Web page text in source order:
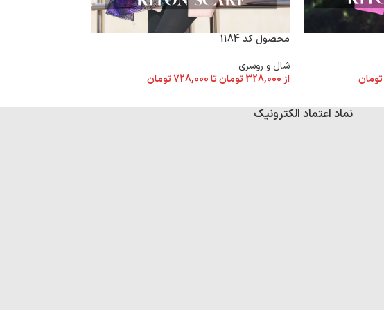
تومان
محصول کد 1184
شال و روسری
از 328,000 تومانتا728,000تومان
نماد اعتماد الکترونیک